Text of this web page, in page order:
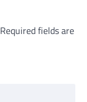
Required fields are